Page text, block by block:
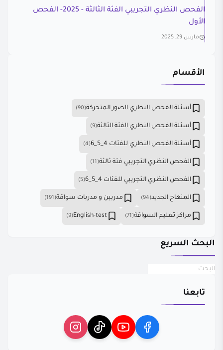
الفحص النظري التجريبي الفئة الثالثة - 2025- الفحص
الأول
مارس 29, 2025
الأقسام
أسئلة الفحص النظري الصور المتحركة(90)
أسئلة الفحص النظري الفئة الثالثة(9)
أسئلة الفحص النظري للفئات 4_5_6 (4)
الفحص النظري التجريبي فئة ثالثة(11)
الفحص النظري التجريبي للفئات 4_5_6 (5)
المنهاج الجديد(94) مدربين و مدربات سواقة(191)
مراكز تعليم السواقة(71)
English-test
(9)
البحث السريع
تابعنا